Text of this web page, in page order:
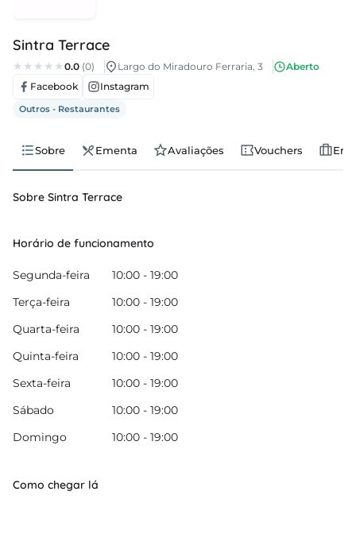
Sintra Terrace
0.0 (0) Largo do Miradouro Ferraria, 3
Aberto
Facebook
Instagram
Outros - Restaurantes
Sobre Ementa Avaliações Vouchers
Sobre Sintra Terrace
Horário de funcionamento
Segunda-feira
10:00 - 19:00
Terça-feira
10:00 - 19:00
Quarta-feira
10:00 - 19:00
Quinta-feira
10:00 - 19:00
Sexta-feira
10:00 - 19:00
Sábado
10:00 - 19:00
Domingo
10:00 - 19:00
Como chegar lá